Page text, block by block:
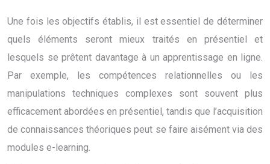
Une fois les objectifs établis, il est essentiel de déterminer
quels éléments seront mieux traités en présentiel et
lesquels se prêtent davantage à un apprentissage en ligne.
Par exemple, les compétences relationnelles ou les
manipulations techniques complexes sont souvent plus
efficacement abordées en présentiel, tandis que l’acquisition
de connaissances théoriques peut se faire aisément via des
modules e-learning.